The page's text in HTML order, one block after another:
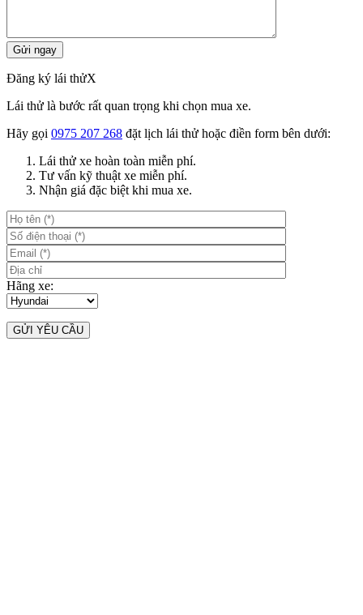
Đăng ký lái thửX
Lái thử là bước rất quan trọng khi chọn mua xe.
Hãy gọi 0975 207 268 đặt lịch lái thử hoặc điền form bên dưới:
Lái thử xe hoàn toàn miễn phí.
Tư vấn kỹ thuật xe miễn phí.
Nhận giá đặc biệt khi mua xe.
Hãng xe: